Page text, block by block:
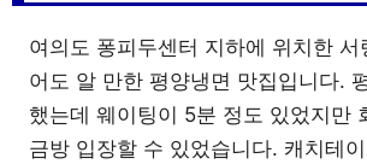
여의도 퐁피두센터 지하에 위치한 서
어도 알 만한 평양냉면 맛집입니다.
했는데 웨이팅이 5분 정도 있었지만
금방 입장할 수 있었습니다. 캐치테